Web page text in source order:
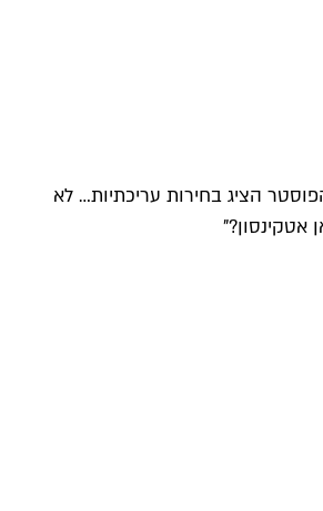
הציג בחירות עריכתיות… לא
אטקינסון?"